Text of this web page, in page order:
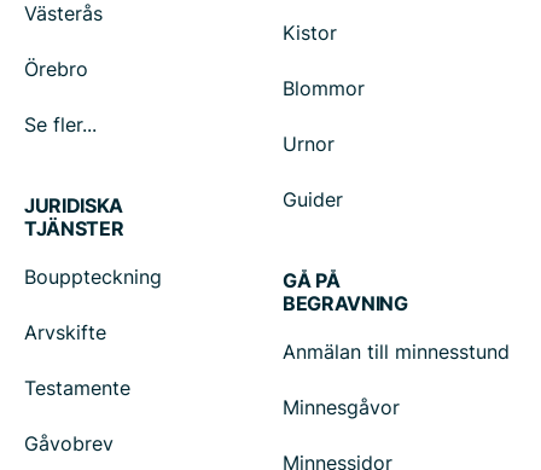
Västerås
Örebro
Se fler...
Kistor
Blommor
Urnor
Guider
JURIDISKA
TJÄNSTER
Bouppteckning
Arvskifte
Testamente
Gåvobrev
GÅ PÅ
BEGRAVNING
Anmälan till minnesstund
Minnesgåvor
Minnessidor